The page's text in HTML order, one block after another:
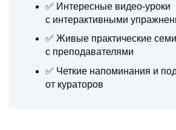
✅ Интересные видео-уроки
с интерактивными
✅ Живые практические
с преподавателями
✅ Четкие напоминания и
от кураторов